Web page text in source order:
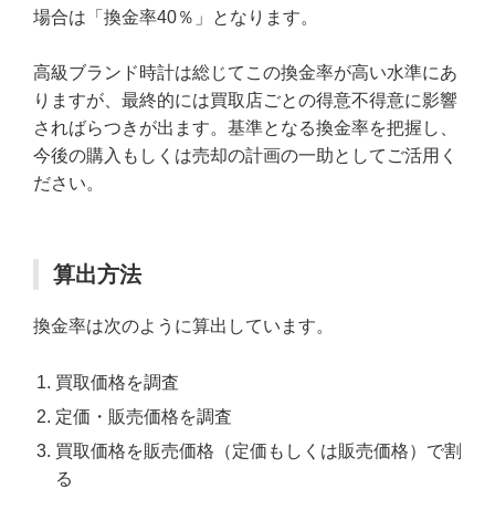
場合は「換金率40％」となります。
高級ブランド時計は総じてこの換金率が高い水準にあ
りますが、最終的には買取店ごとの得意不得意に影響
さればらつきが出ます。基準となる換金率を把握し、
今後の購入もしくは売却の計画の一助としてご活用く
ださい。
算出方法
換金率は次のように算出しています。
買取価格を調査
定価・販売価格を調査
買取価格を販売価格（定価もしくは販売価格）で割
る